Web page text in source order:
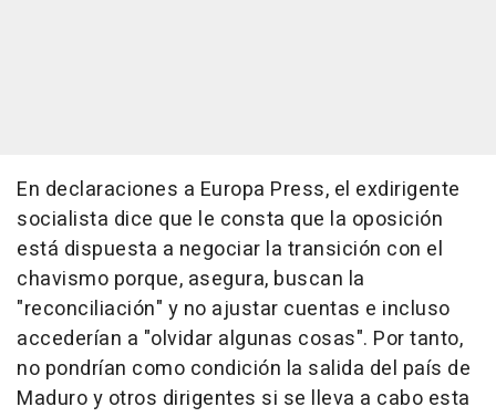
En declaraciones a Europa Press, el exdirigente
socialista dice que le consta que la oposición
está dispuesta a negociar la transición con el
chavismo porque, asegura, buscan la
"reconciliación" y no ajustar cuentas e incluso
accederían a "olvidar algunas cosas". Por tanto,
no pondrían como condición la salida del país de
Maduro y otros dirigentes si se lleva a cabo esta